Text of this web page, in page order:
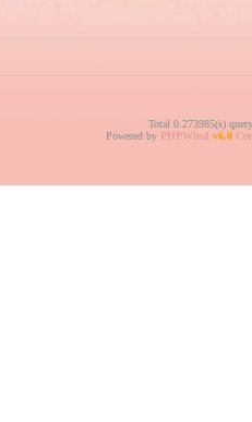
Total 0.273985(s)
Powered by PHPWind v6.0